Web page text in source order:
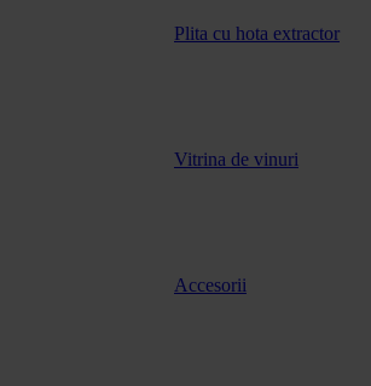
Plita cu hota extractor
Vitrina de vinuri
Accesorii